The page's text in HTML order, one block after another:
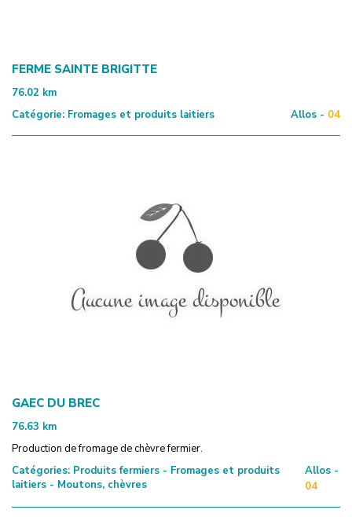
FERME SAINTE BRIGITTE
76.02 km
Catégorie: Fromages et produits laitiers Allos - 04
GAEC DU BREC
76.63 km
Production de fromage de chèvre fermier.
Catégories: Produits fermiers - Fromages et produits
laitiers - Moutons, chèvres
Allos -
04